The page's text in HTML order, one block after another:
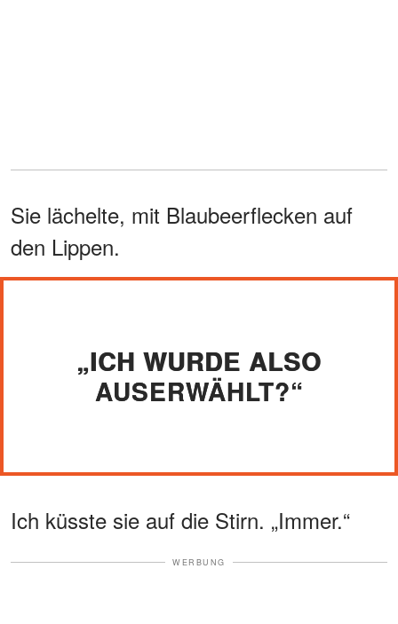
Sie lächelte, mit Blaubeerflecken auf
den Lippen.
„ICH WURDE ALSO
AUSERWÄHLT?“
Ich küsste sie auf die Stirn. „Immer.“
WERBUNG